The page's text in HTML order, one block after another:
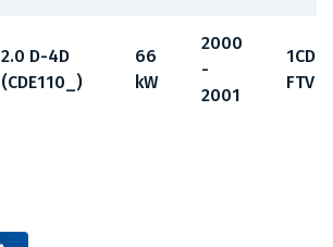
2.0 D-4D
(CDE110_)
66
kW
2000
-
2001
1CD-
FTV